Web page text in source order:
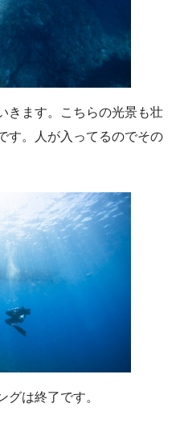
きます。こちらの光景も壮
す。人が入ってるのでその
グは終了です。